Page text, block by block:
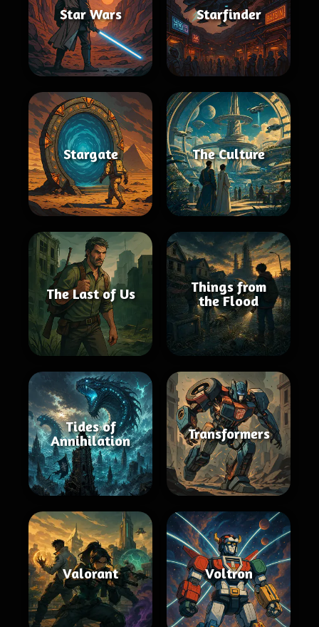
Star Wars Starfinder
Stargate The Culture
The Last of Us
Things from
the Flood
Tides of
Annihilation
Transformers
Valorant Voltron